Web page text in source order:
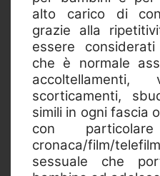
alto carico di
grazie alla
essere
che è normale
accoltellamenti,
scorticamenti,
simili in ogni fascia
con
cronaca/film/
sessuale che